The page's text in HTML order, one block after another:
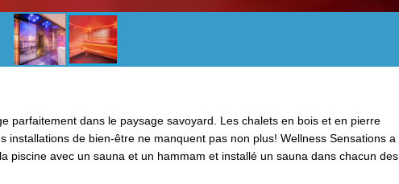
parfaitement dans le paysage savoyard. Les chalets en bois et en pierre
installations de bien-être ne manquent pas non plus! Wellness Sensations a
piscine avec un sauna et un hammam et installé un sauna dans chacun des